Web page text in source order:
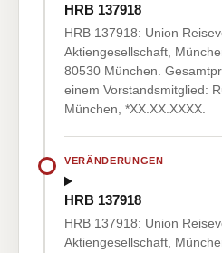
HRB 137918
HRB 137918: Union
Aktiengesellschaft,
80530 München.
einem Vorstandsmitglied:
München, *XX.XX.XXXX.
VERÄNDERUNGEN
HRB 137918
HRB 137918: Union
Aktiengesellschaft,